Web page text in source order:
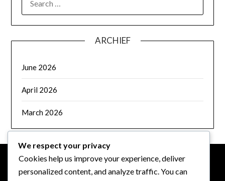
FOR:
ARCHIEF
June 2026
April 2026
March 2026
JURIDISCH
We respect your privacy
Cookies help us improve your experience, deliver
personalized content, and analyze traffic. You can